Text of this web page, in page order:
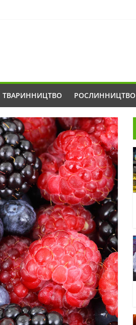
ТВАРИННИЦТВО РОСЛИННИЦТВО